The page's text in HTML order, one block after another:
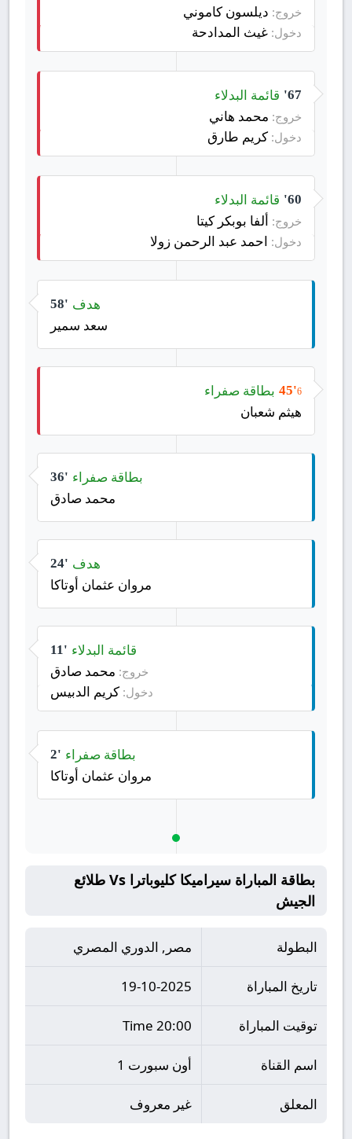
خروج: ديلسون كاموني
دخول: غيث المدادحة
67' قائمة البدلاء
خروج: محمد هاني
دخول: كريم طارق
60' قائمة البدلاء
خروج: ألفا بوبكر كيتا
دخول: احمد عبد الرحمن زولا
58' هدف
سعد سمير
45'6
بطاقة صفراء
هيثم شعبان
36' بطاقة صفراء
محمد صادق
24' هدف
مروان عثمان أوتاكا
11' قائمة البدلاء
خروج: محمد صادق
دخول: كريم الدبيس
2' بطاقة صفراء
مروان عثمان أوتاكا
بطاقة المباراة سيراميكا كليوباترا Vs طلائع
الجيش
البطولة مصر, الدوري المصري
تاريخ المباراة 19-10-2025
توقيت المباراة 20:00 Time
اسم القناة أون سبورت 1
المعلق غير معروف